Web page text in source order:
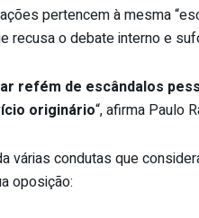
pertencem à mesma
recusa o debate interno e
refém de escândalos
originário“, afirma Paulo
várias condutas que
oposição: